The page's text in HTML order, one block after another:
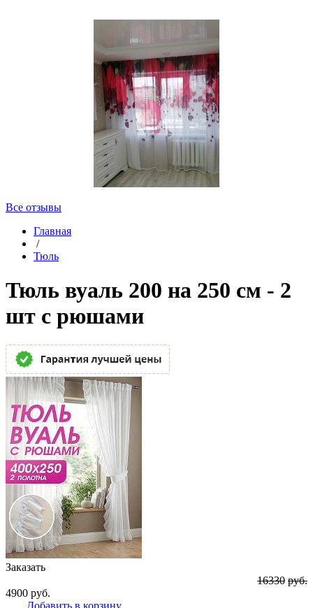
Все отзывы
Главная
/
Тюль
Тюль вуаль 200 на 250 см - 2
шт с рюшами
Заказать
16330 руб.
4900 руб.
Добавить в корзину